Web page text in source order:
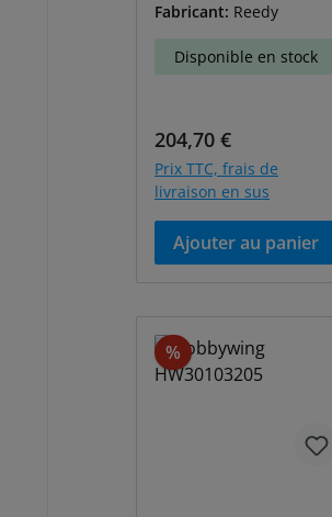
Fabricant: Reedy
Disponible en stock
Prix régulier :
204,70 €
Prix TTC, frais de
livraison en sus
Ajouter au panier
% Réduction